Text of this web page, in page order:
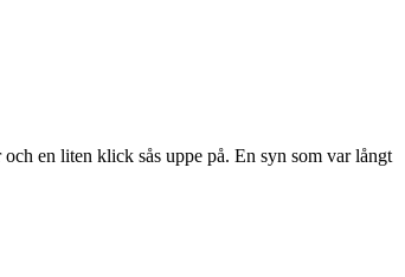
en liten klick sås uppe på. En syn som var långt